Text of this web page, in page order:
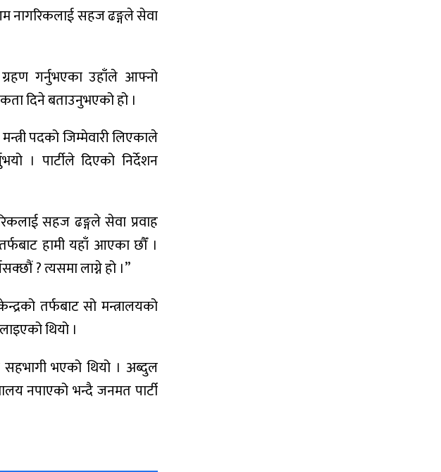
नागरिकलाई सहज ढङ्गले सेवा
ग्रहण गर्नुभएका उहाँले आफ्नो
दिने बताउनुभएको हो ।
पदको जिम्मेवारी लिएकाले
। पार्टीले दिएको निर्देशन
सहज ढङ्गले सेवा प्रवाह
हामी यहाँ आएका छौँ ।
? त्यसमा लाग्ने हो ।’’
तर्फबाट सो मन्त्रालयको
थियो ।
सहभागी भएको थियो । अब्दुल
नपाएको भन्दै जनमत पार्टी